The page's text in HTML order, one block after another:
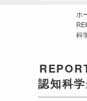
ホ
科
認知科